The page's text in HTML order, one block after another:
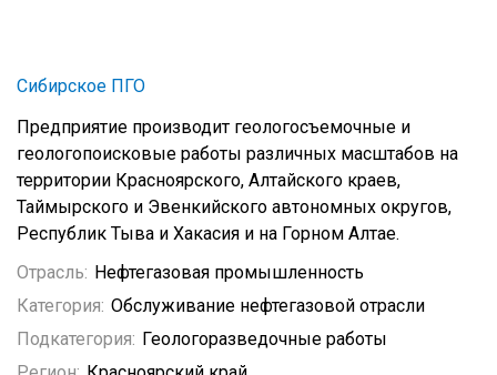
Сибирское ПГО
Предприятие производит геологосъемочные и
геологопоисковые работы различных масштабов на
территории Красноярского, Алтайского краев,
Таймырского и Эвенкийского автономных округов,
Республик Тыва и Хакасия и на Горном Алтае.
Отрасль: Нефтегазовая промышленность
Категория: Обслуживание нефтегазовой отрасли
Подкатегория: Геологоразведочные работы